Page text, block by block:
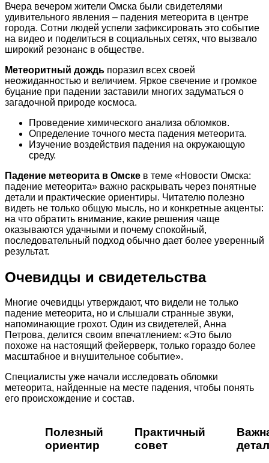
Вчера вечером жители Омска были свидетелями
удивительного явления – падения метеорита в центре
города. Сотни людей успели зафиксировать это событие
на видео и поделиться в социальных сетях, что вызвало
широкий резонанс в обществе.
Метеоритный дождь поразил всех своей
неожиданностью и величием. Яркое свечение и громкое
буцание при падении заставили многих задуматься о
загадочной природе космоса.
Проведение химического анализа обломков.
Определение точного места падения метеорита.
Изучение воздействия падения на окружающую
среду.
Падение метеорита в Омске в теме «Новости Омска:
падение метеорита» важно раскрывать через понятные
детали и практические ориентиры. Читателю полезно
видеть не только общую мысль, но и конкретные акценты:
на что обратить внимание, какие решения чаще
оказываются удачными и почему спокойный,
последовательный подход обычно дает более уверенный
результат.
Очевидцы и свидетельства
Многие очевидцы утверждают, что видели не только
падение метеорита, но и слышали странные звуки,
напоминающие грохот. Один из свидетелей, Анна
Петрова, делится своим впечатлением: «Это было
похоже на настоящий фейерверк, только гораздо более
масштабное и внушительное событие».
Специалисты уже начали исследовать обломки
метеорита, найденные на месте падения, чтобы понять
его происхождение и состав.
Полезный
ориентир
Практичный
совет